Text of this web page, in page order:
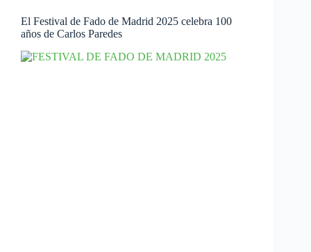
El Festival de Fado de Madrid 2025 celebra 100
años de Carlos Paredes